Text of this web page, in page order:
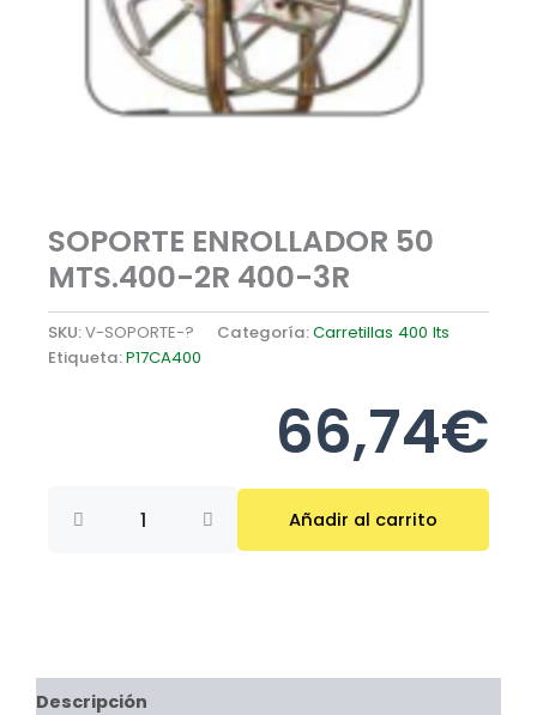
SOPORTE ENROLLADOR 50
MTS.400-2R 400-3R
SKU:V-SOPORTE-? Categoría:Carretillas 400 lts
Etiqueta:P17CA400
66,74€
ENROLLADOR
Añadir al carrito
Descripción